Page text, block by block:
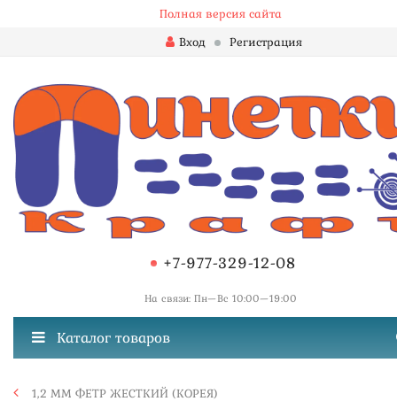
Полная версия сайта
Вход
Регистрация
+7-977-329-12-08
На связи: Пн—Вс 10:00—19:00
Каталог товаров
1,2 ММ ФЕТР ЖЕСТКИЙ (КОРЕЯ)